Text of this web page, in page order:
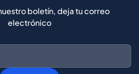
boletín, deja tu correo
electrónico